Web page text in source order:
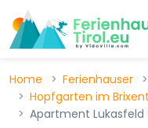
Home Ferienhauser
Hopfgarten im
Apartment Lukasfeld